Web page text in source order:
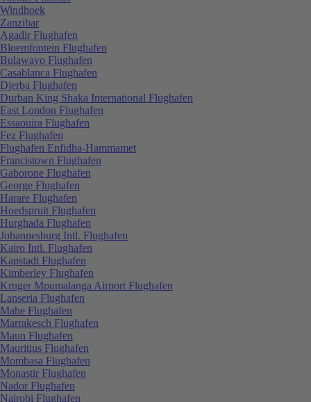
Windhoek
Zanzibar
Agadir Flughafen
Bloemfontein Flughafen
Bulawayo Flughafen
Casablanca Flughafen
Djerba Flughafen
Durban King Shaka International Flughafen
East London Flughafen
Essaouira Flughafen
Fez Flughafen
Flughafen Enfidha-Hammamet
Francistown Flughafen
Gaborone Flughafen
George Flughafen
Harare Flughafen
Hoedspruit Flughafen
Hurghada Flughafen
Johannesburg Intl. Flughafen
Kairo Intl. Flughafen
Kapstadt Flughafen
Kimberley Flughafen
Kruger Mpumalanga Airport Flughafen
Lanseria Flughafen
Mahe Flughafen
Marrakesch Flughafen
Maun Flughafen
Mauritius Flughafen
Mombasa Flughafen
Monastir Flughafen
Nador Flughafen
Nairobi Flughafen